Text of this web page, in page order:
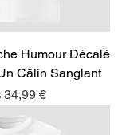
Humour Décalé
Câlin Sanglant
Prix promotionnel
34,99 €